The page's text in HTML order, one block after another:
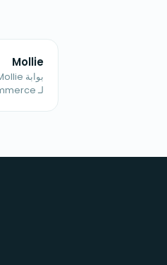
Mollie
لـ WooCommerce.